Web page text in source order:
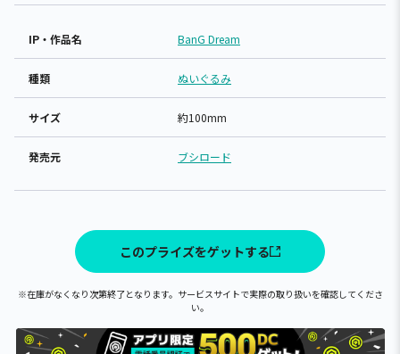
IP・作品名 BanG Dream
種類 ぬいぐるみ
サイズ 約100mm
発売元 ブシロード
このプライズをゲットする
※在庫がなくなり次第終了となります。サービスサイトで実際の取り扱いを確認してくださ
い。